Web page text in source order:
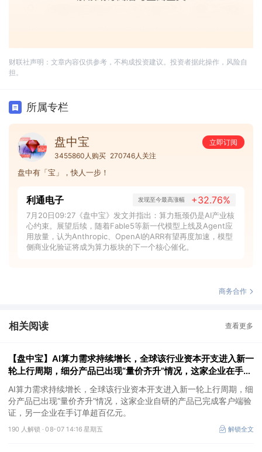
财联社声明：文章内容仅供参考，不构成投资建议。投资者据此操作，风险自
担。
所属专栏
盘中宝
立即订阅
3455860人购买 270746人关注
盘中有「宝」，快人一步！
利通电子 发现至今最高涨幅 +32.76%
7月20日09:27《盘中宝》发文并指出：算力瓶颈仍是AI产业核
心约束。展望后续，随着Fable5等新一代模型上线及Agent应
用放量，认为Anthropic、OpenAI的ARR有望再度加速，模型
侧商业化验证将成为算力板块的下一个核心催化。
商务合作
相关阅读 查看更多
【盘中宝】AI算力需求持续增长，全球该行业资本开支进入新一
轮上行周期，细分产品已出现“量价齐升”情况，这家企业在手订
单超百亿元
AI算力需求持续增长，全球该行业资本开支进入新一轮上行周期，细
分产品已出现“量价齐升”情况，这家企业自研的产品已完成客户端验
证，另一企业在手订单超百亿元。
190 人解锁 ·08-07 14:16 星期五 解锁全文